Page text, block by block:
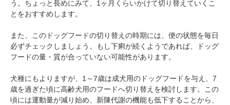
う。ちょっと長めにみて、1ヶ月くらいかけて切り替えていくこ
とをおすすめします。
また、このドッグフードの切り替えの時期には、便の状態を毎日
必ずチェックしましょう。もし下痢が続くようであれば、ドッグ
フードの量・質が合っていない可能性があります。
犬種にもよりますが、1～7歳は成犬用のドッグフードを与え、7
歳を過ぎた頃に高齢犬用のフードへ切り替えを検討します。この
頃には運動量が減り始め、新陳代謝の機能も低下することから、
いぬ部をフォロー
ねこ部をフォロー